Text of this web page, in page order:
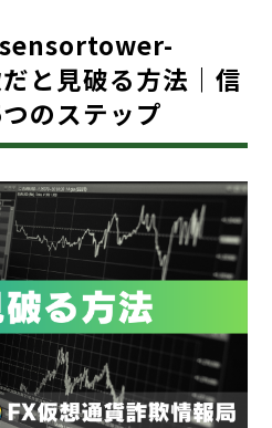
と見破る方法｜信
のステップ